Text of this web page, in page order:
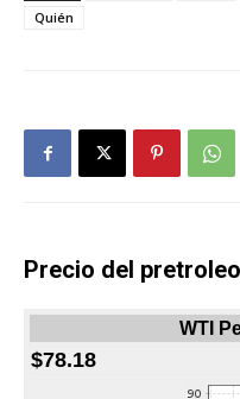
Quién
Precio del pretroleo
WTI
$78.18